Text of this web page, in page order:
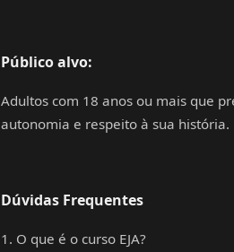
Público alvo:
Adultos com 18 anos ou mais que
autonomia e respeito à sua história.
Dúvidas Frequentes
1. O que é o curso EJA?